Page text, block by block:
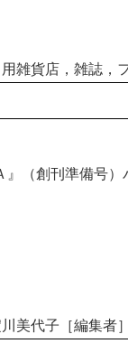
雑貨店，雑誌，
（創刊準備号
美代子［編集者］